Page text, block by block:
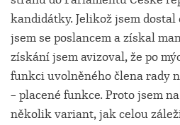
kandidátky. Jelikož jsem
jsem se poslancem a získal
získání jsem avizoval, že po
funkci uvolněného člena rady
– placené funkce. Proto jsem
několik variant, jak celou